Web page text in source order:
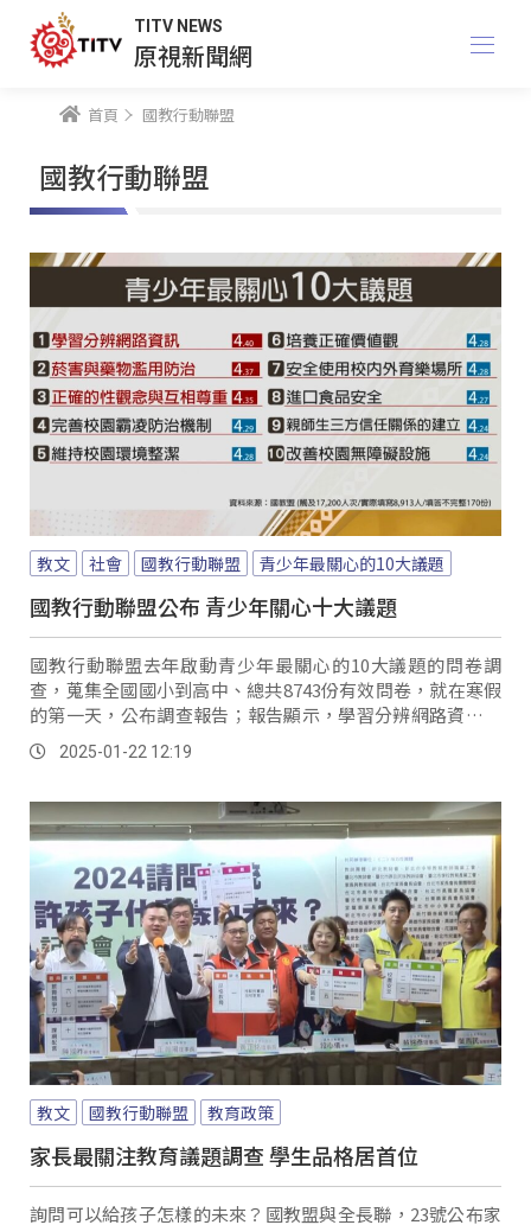
TITV NEWS
原視新聞網
首頁 國教行動聯盟
國教行動聯盟
教文 社會 國教行動聯盟 青少年最關心的10大議題
國教行動聯盟公布 青少年關心十大議題
國教行動聯盟去年啟動青少年最關心的10大議題的問卷調
查，蒐集全國國小到高中、總共8743份有效問卷，就在寒假
的第一天，公布調查報告；報告顯示，學習分辨網路資訊、
加強菸害與藥物濫用防治、以及正確的性觀念與互相尊重獲
得青少年關注的前三名；而國小及國中生，聚焦預防詐騙和
2025-01-22 12:19
教文 國教行動聯盟 教育政策
家長最關注教育議題調查 學生品格居首位
詢問可以給孩子怎樣的未來？國教盟與全長聯，23號公布家